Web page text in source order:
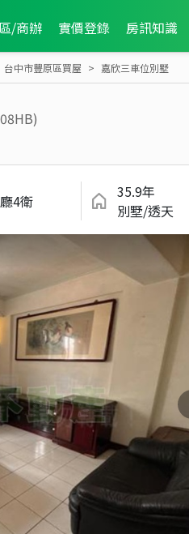
/商辦 實價登錄 房訊知識
台中市豐原區買屋 嘉欣三車位別墅
4衛
35.9年
別墅/透天